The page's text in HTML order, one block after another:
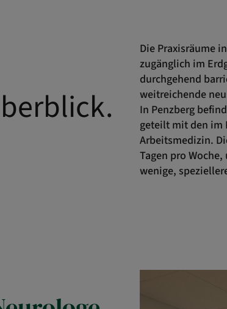
Die Praxisräume
zugänglich im
durchgehend
weitreichende
In Penzberg
geteilt mit den im
Arbeitsmedizin.
Tagen pro
wenige,